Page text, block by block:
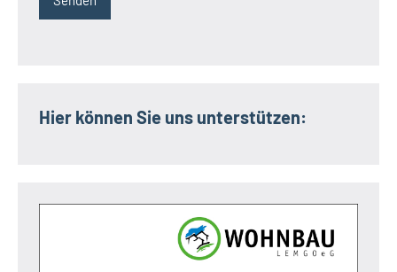
Hier können Sie uns unterstützen: